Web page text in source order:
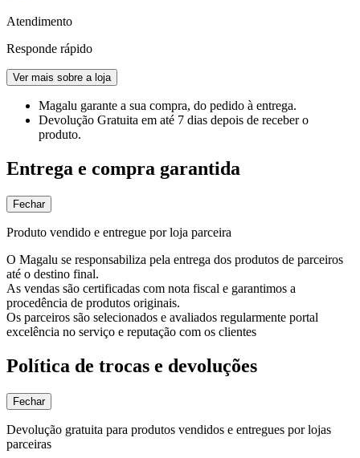
Atendimento
Responde rápido
Ver mais sobre a loja
Magalu garante a sua compra, do pedido à entrega.
Devolução Gratuita em até 7 dias depois de receber o
produto.
Entrega e compra garantida
Fechar
Produto vendido e entregue por loja parceira
O Magalu se responsabiliza pela entrega dos produtos de parceiros
até o destino final.
As vendas são certificadas com nota fiscal e garantimos a
procedência de produtos originais.
Os parceiros são selecionados e avaliados regularmente portal
excelência no serviço e reputação com os clientes
Política de trocas e devoluções
Fechar
Devolução gratuita para produtos vendidos e entregues por lojas
parceiras